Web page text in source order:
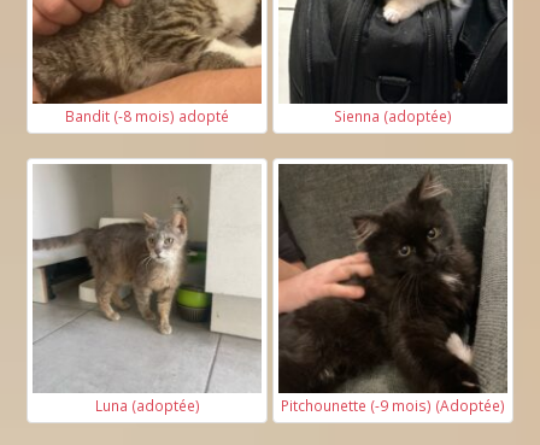
Bandit (-8 mois) adopté Sienna (adoptée)
Luna (adoptée) Pitchounette (-9 mois) (Adoptée)